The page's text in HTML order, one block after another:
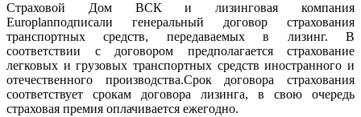
Страховой Дом ВСК и лизинговая компания
Europlanподписали генеральный договор страхования
транспортных средств, передаваемых в лизинг. В
соответствии с договором предполагается страхование
легковых и грузовых транспортных средств иностранного и
отечественного производства.Срок договора страхования
соответствует срокам договора лизинга, в свою очередь
страховая премия оплачивается ежегодно.